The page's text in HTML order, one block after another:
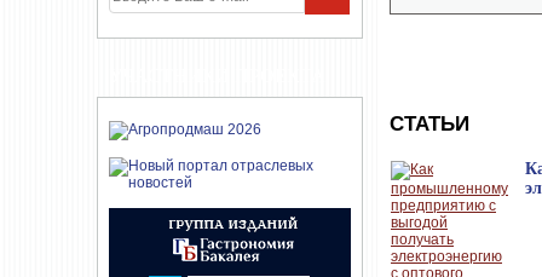
СТАТЬИ